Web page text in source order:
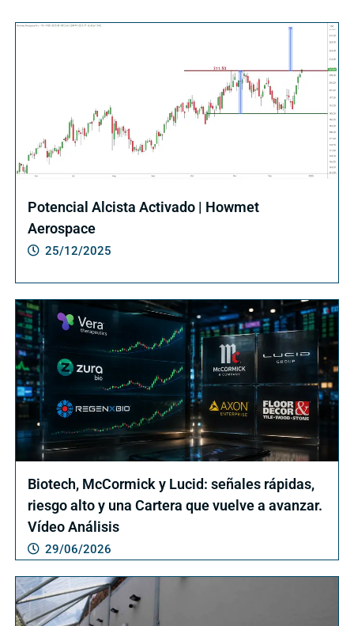
Potencial Alcista Activado | Howmet
Aerospace
25/12/2025
Biotech, McCormick y Lucid: señales rápidas,
riesgo alto y una Cartera que vuelve a avanzar.
Vídeo Análisis
29/06/2026